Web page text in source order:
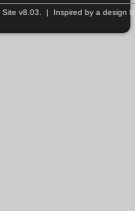
Site v8.03. | Inspired by a design